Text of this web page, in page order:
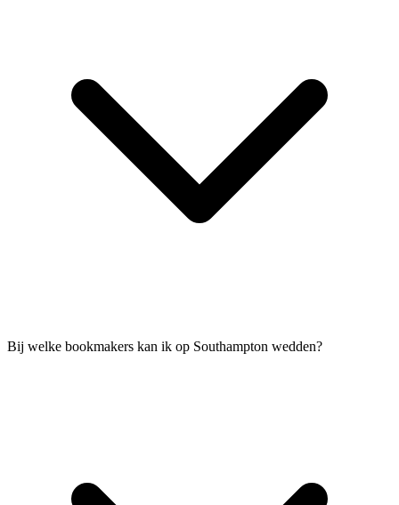
Bij welke bookmakers kan ik op Southampton wedden?